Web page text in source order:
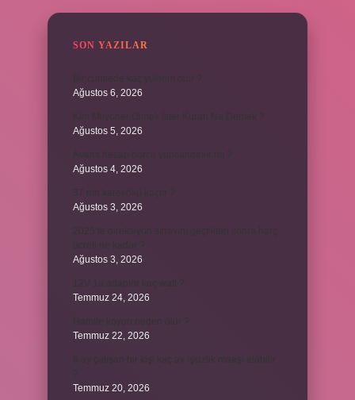
SON YAZILAR
Ağustos 6, 2026
Ağustos 5, 2026
Ağustos 4, 2026
Ağustos 3, 2026
Ağustos 3, 2026
Temmuz 24, 2026
Temmuz 22, 2026
Temmuz 20, 2026